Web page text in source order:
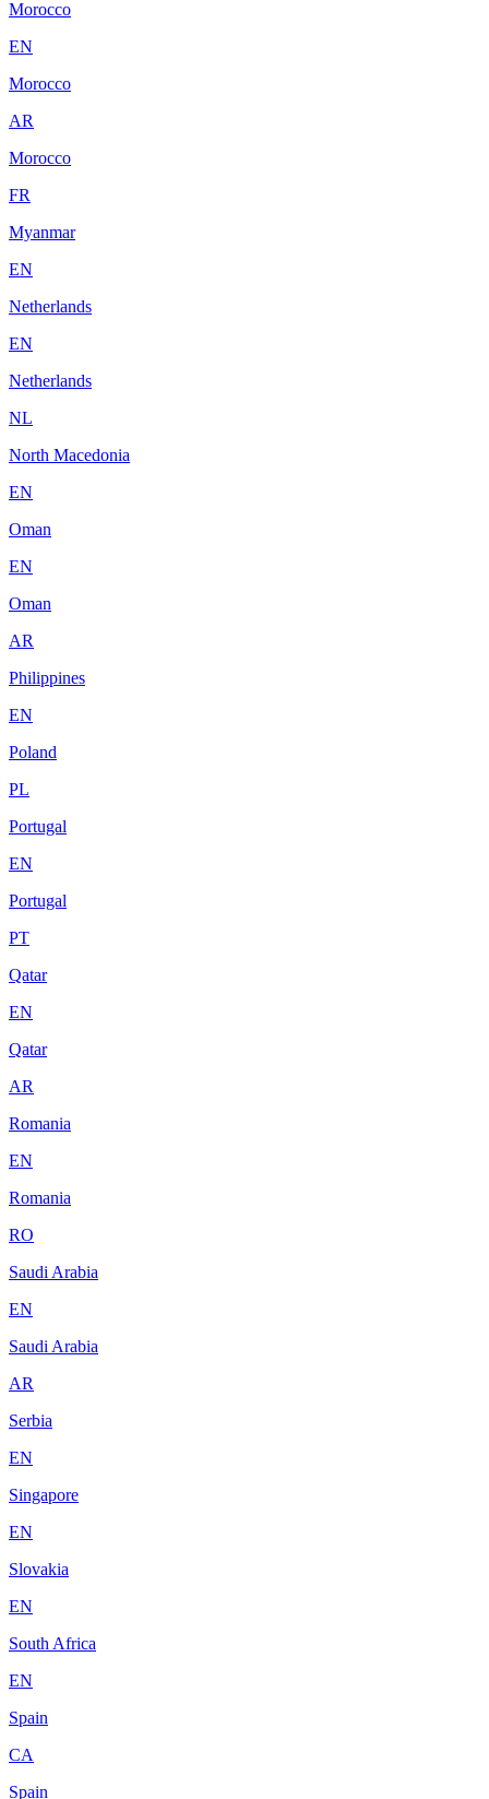
Morocco
EN
Morocco
AR
Morocco
FR
Myanmar
EN
Netherlands
EN
Netherlands
NL
North Macedonia
EN
Oman
EN
Oman
AR
Philippines
EN
Poland
PL
Portugal
EN
Portugal
PT
Qatar
EN
Qatar
AR
Romania
EN
Romania
RO
Saudi Arabia
EN
Saudi Arabia
AR
Serbia
EN
Singapore
EN
Slovakia
EN
South Africa
EN
Spain
CA
Spain